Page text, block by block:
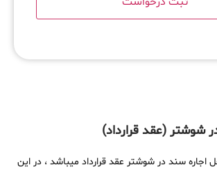
اجاره سند در شوشتر عقد قرارداد میباشد ، در این